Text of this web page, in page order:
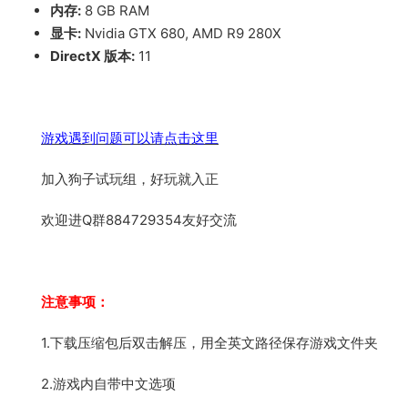
内存: 8 GB RAM
显卡: Nvidia GTX 680, AMD R9 280X
DirectX 版本: 11
游戏遇到问题可以请点击这里
加入狗子试玩组，好玩就入正
欢迎进Q群884729354友好交流
注意事项：
1.下载压缩包后双击解压，用全英文路径保存游戏文件夹
2.游戏内自带中文选项